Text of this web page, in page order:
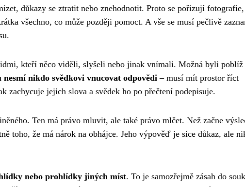
důkazy se ztratit nebo znehodnotit. Proto se pořizují fotografie,
všechno, co může později pomoct. A vše se musí pečlivě
kteří něco viděli, slyšeli nebo jinak vnímali. Možná byli poblíž
nesmí nikdo svědkovi vnucovat odpovědi – musí mít prostor říct
jejich slova a svědek ho po přečtení podepisuje.
Ten má právo mluvit, ale také právo mlčet. Než začne
toho, že má nárok na obhájce. Jeho výpověď je sice důkaz, ale
nebo prohlídky jiných míst. To je samozřejmě zásah do